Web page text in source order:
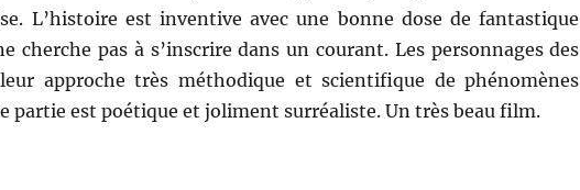
L’histoire est inventive avec une bonne dose de fantastique
pas à s’inscrire dans un courant. Les personnages des
approche très méthodique et scientifique de phénomènes
partie est poétique et joliment surréaliste. Un très beau film.